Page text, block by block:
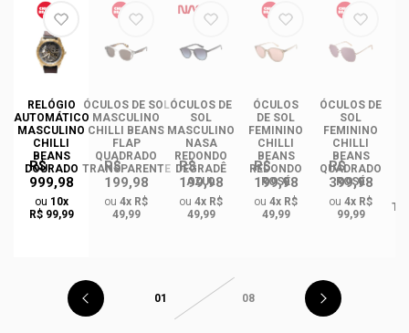
RELÓGIO
AUTOMÁTICO
MASCULINO
CHILLI
BEANS
DOURADO
R$
999,98
ou 10x
R$ 99,99
ÓCULOS DE SOL
MASCULINO
CHILLI BEANS
FLAP
QUADRADO
TRANSPARENTE
R$
199,98
ou 4x R$
49,99
ÓCULOS DE
SOL
MASCULINO
NASA
REDONDO
DEGRADÊ
AZUL
R$
199,98
ou 4x R$
49,99
ÓCULOS
DE SOL
FEMININO
CHILLI
BEANS
REDONDO
ROSÉ
R$
199,98
ou 4x R$
49,99
ÓCULOS DE
SOL
FEMININO
CHILLI
BEANS
QUADRADO
ROSÉ
R$
399,98
ou 4x R$
99,99
01 08